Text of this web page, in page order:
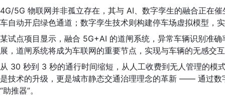
4G/5G 物联网并非孤立存在，其与 AI、数字孪生的融合正在
车自动开启绿色通道；数字孪生技术则构建停车场虚拟模型，
某试点项目显示，融合 5G+AI 的道闸系统，异常车辆识别准
展，道闸系统将成为车联网的重要节点，实现与车辆的无感交
从 30 秒到 3 秒的通行时间缩短，从人工收费到无人管理的模
是技术的升级，更是城市静态交通治理理念的革新 —— 通过
“助推器”。